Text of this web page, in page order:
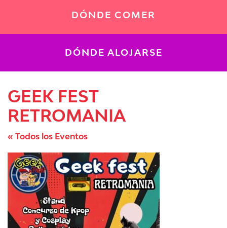
DÓNDE COMER
DÓNDE ALOJARSE
GEEK FEST
RETROMANIA
« Todos los Eventos